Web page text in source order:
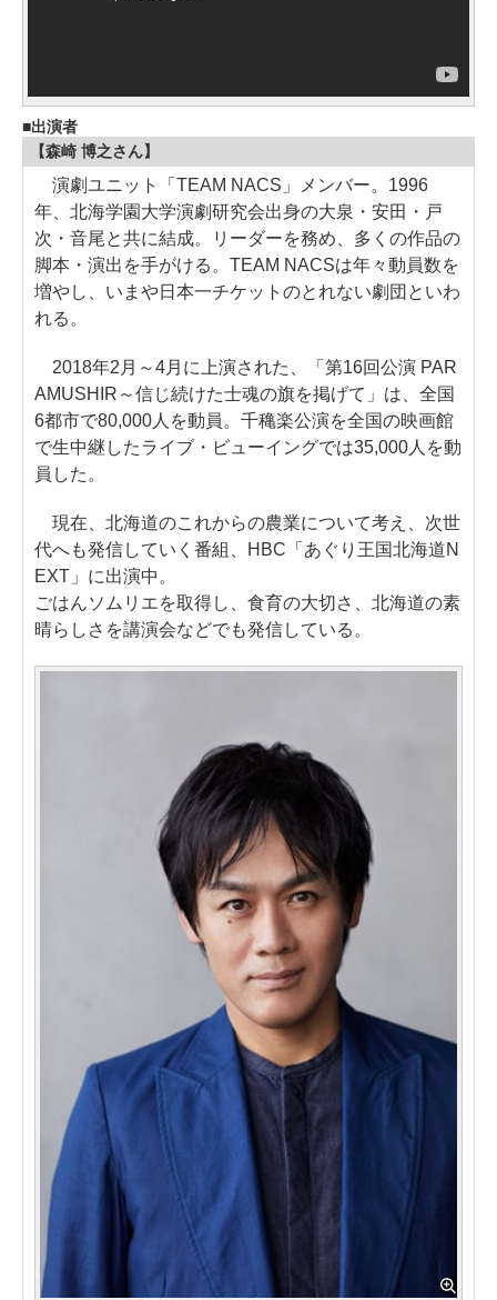
出演者
【森崎 博之さん】
演劇ユニット「TEAM NACS」メンバー。1996
年、北海学園大学演劇研究会出身の大泉・安田・戸
次・音尾と共に結成。リーダーを務め、多くの作品の
脚本・演出を手がける。TEAM NACSは年々動員数を
増やし、いまや日本一チケットのとれない劇団といわ
れる。
2018年2月～4月に上演された、「第16回公演 PAR
AMUSHIR～信じ続けた士魂の旗を掲げて」は、全国
6都市で80,000人を動員。千穐楽公演を全国の映画館
で生中継したライブ・ビューイングでは35,000人を動
員した。
現在、北海道のこれからの農業について考え、次世
代へも発信していく番組、HBC「あぐり王国北海道N
EXT」に出演中。
ごはんソムリエを取得し、食育の大切さ、北海道の素
晴らしさを講演会などでも発信している。